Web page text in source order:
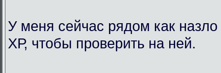
У меня сейчас рядом как
ХР, чтобы проверить на ней.